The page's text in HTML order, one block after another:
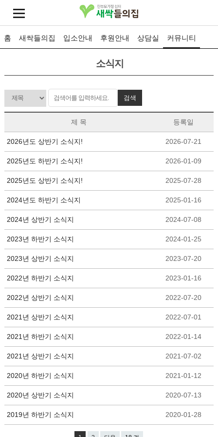
홈 새싹들의집 입소안내 후원안내 상담실 커뮤니티
소식지
검색
제 목 등록일
2026년도 상반기 소식지! 2026-07-21
2025년도 하반기 소식지! 2026-01-09
2025년도 상반기 소식지! 2025-07-28
2024년도 하반기 소식지 2025-01-16
2024년 상반기 소식지 2024-07-08
2023년 하반기 소식지 2024-01-25
2023년 상반기 소식지 2023-07-20
2022년 하반기 소식지 2023-01-16
2022년 상반기 소식지 2022-07-20
2021년 상반기 소식지 2022-07-01
2021년 하반기 소식지 2022-01-14
2021년 상반기 소식지 2021-07-02
2020년 하반기 소식지 2021-01-12
2020년 상반기 소식지 2020-07-13
2019년 하반기 소식지 2020-01-28